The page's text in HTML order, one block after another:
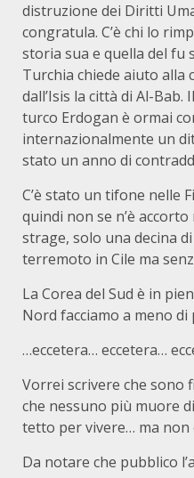
distruzione dei Diritti
congratula. C’è chi lo
storia sua e quella del fu
Turchia chiede aiuto alla
dall’Isis la città di Al-
turco Erdogan è ormai
internazionalmente un
stato un anno di
C’è stato un tifone nelle
quindi non se n’è
strage, solo una decina
terremoto in Cile ma
La Corea del Sud è in
Nord facciamo a meno di
…eccetera… eccetera…
Vorrei scrivere che sono
che nessuno più muore
tetto per vivere… ma non
Da notare che pubblico